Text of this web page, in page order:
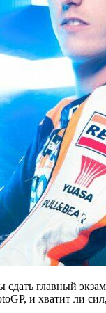
сдать главный
и хватит ли